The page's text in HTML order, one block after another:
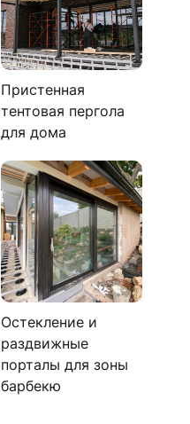
Пристенная
тентовая пергола
для дома
Остекление и
раздвижные
порталы для зоны
барбекю